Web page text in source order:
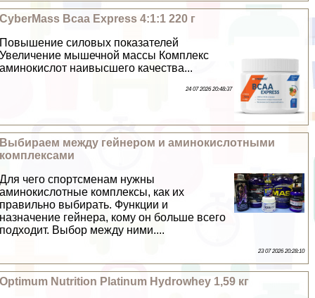
CyberMass Bcaa Express 4:1:1 220 г
Повышение силовых показателей
Увеличение мышечной массы Комплекс
аминокислот наивысшего качества...
24 07 2026 20:48:37
Выбираем между гeйнером и аминокислотными
комплексами
Для чего спортсменам нужны
аминокислотные комплексы, как их
правильно выбирать. Функции и
назначение гeйнера, кому он больше всего
подходит. Выбор между ними....
23 07 2026 20:28:10
Optimum Nutrition Platinum Hydrowhey 1,59 кг